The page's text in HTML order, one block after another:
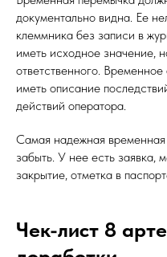
документально видна. Ее
клеммника без записи в
иметь исходное значение,
ответственного.
иметь описание
действий оператора.
Самая надежная
забыть. У нее есть заявка,
закрытие, отметка в
Чек-лист 8